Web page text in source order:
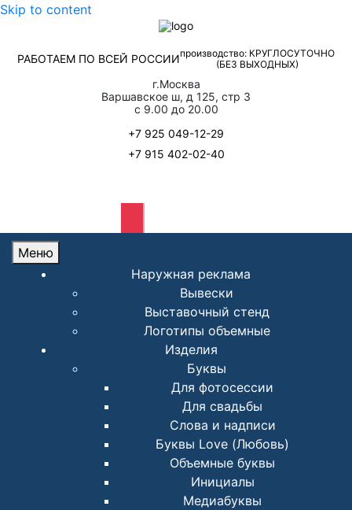
Skip to content
РАБОТАЕМ ПО ВСЕЙ РОССИИпроизводство: КРУГЛОСУТОЧНО
(БЕЗ ВЫХОДНЫХ)
г.Москва
Варшавское ш, д 125, стр 3
с 9.00 до 20.00
+7 925 049-12-29
+7 915 402-02-40
Меню
Наружная реклама
Вывески
Выставочный стенд
Логотипы объемные
Изделия
Буквы
Для фотосессии
Для свадьбы
Слова и надписи
Буквы Love (Любовь)
Объемные буквы
Инициалы
Медиабуквы